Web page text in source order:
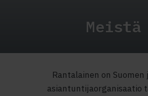
Meistä
Rantalainen on Suomen
asiantuntijaorganisaatio